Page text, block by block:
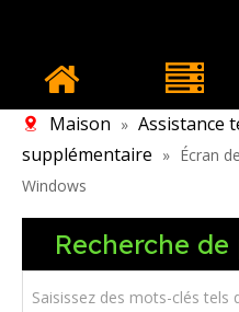
Maison » Assistance
supplémentaire » Écran
Windows
Recherche